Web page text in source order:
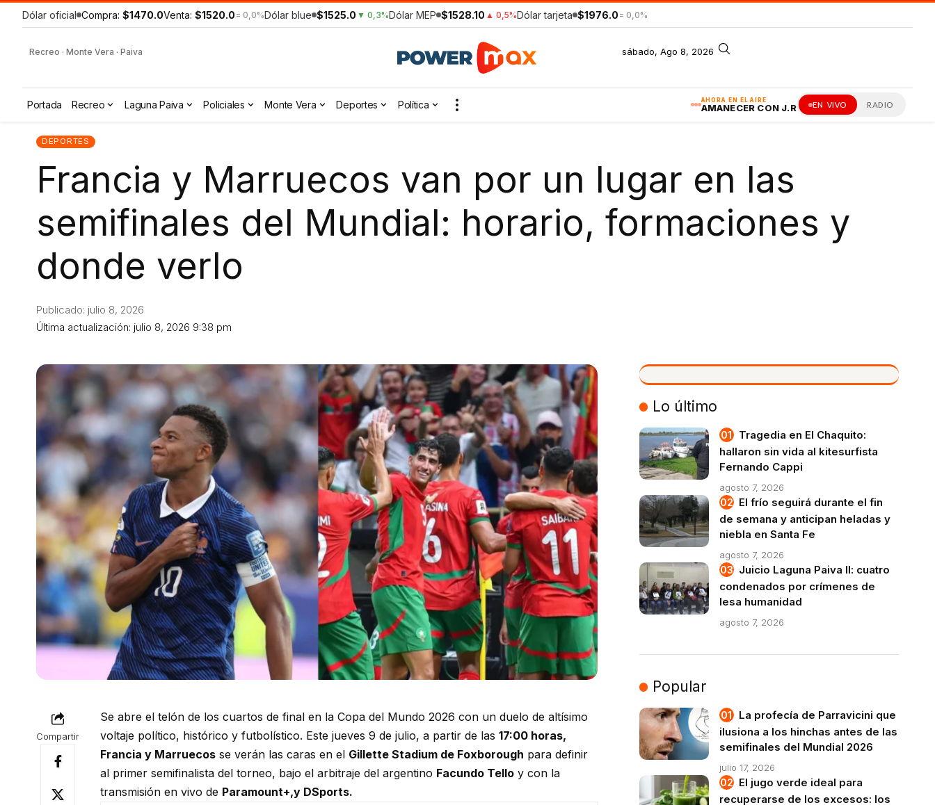
Dólar oficial Compra: $1470.0Venta: $1520.0 = 0,0%Dólar blue $1525.0 ▼ 0,3%Dólar MEP $1528.10 ▲ 0,5%Dólar tarjeta $1976.0 = 0,0%
Recreo · Monte Vera · Paiva sábado, Ago 8, 2026
AHORA EN EL AIRE
AMANECER CON J.R EN VIVO RADIO
Portada Recreo Laguna Paiva Policiales Monte Vera Deportes Política
DEPORTES
Francia y Marruecos van por un lugar en las
semifinales del Mundial: horario, formaciones y
donde verlo
Última actualización: julio 8, 2026 9:38 pm
Publicado: julio 8, 2026
Compartir
Se abre el telón de los cuartos de final en la Copa del Mundo 2026 con un duelo de altísimo
voltaje político, histórico y futbolístico. Este jueves 9 de julio, a partir de las 17:00 horas,
Francia y Marruecos se verán las caras en el Gillette Stadium de Foxborough para definir
al primer semifinalista del torneo, bajo el arbitraje del argentino Facundo Tello y con la
transmisión en vivo de Paramount+,y DSports.
VIVO
Lo último
Tragedia en El Chaquito:
hallaron sin vida al kitesurfista
Fernando Cappi
agosto 7, 2026
El frío seguirá durante el fin
de semana y anticipan heladas y
niebla en Santa Fe
agosto 7, 2026
Juicio Laguna Paiva II: cuatro
condenados por crímenes de
lesa humanidad
agosto 7, 2026
Popular
La profecía de Parravicini que
ilusiona a los hinchas antes de las
semifinales del Mundial 2026
julio 17, 2026
El jugo verde ideal para
recuperarse de los excesos: los